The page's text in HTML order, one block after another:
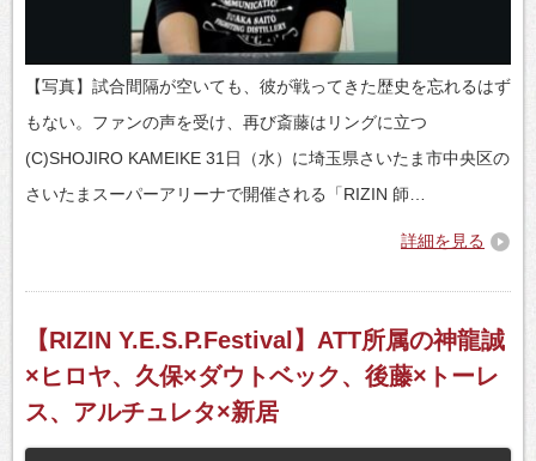
【写真】試合間隔が空いても、彼が戦ってきた歴史を忘れるはず
もない。ファンの声を受け、再び斎藤はリングに立つ
(C)SHOJIRO KAMEIKE 31日（水）に埼玉県さいたま市中央区の
さいたまスーパーアリーナで開催される「RIZIN 師…
詳細を見る
【RIZIN Y.E.S.P.Festival】ATT所属の神龍誠
×ヒロヤ、久保×ダウトベック、後藤×トーレ
ス、アルチュレタ×新居